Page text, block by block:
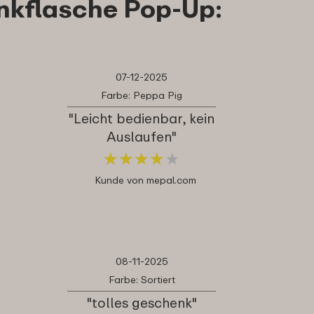
Pop-Up:
07-12-2025
Farbe: Peppa Pig
"Leicht bedienbar, kein
Auslaufen"
★★★★ ★
★★★★ ★
Kunde von mepal.com
08-11-2025
Farbe: Sortiert
"tolles geschenk"